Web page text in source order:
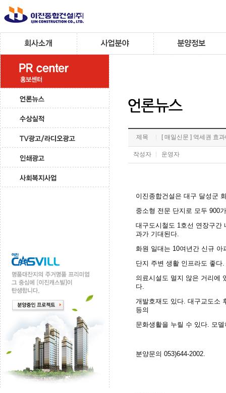
제목 [ 매일신문 ] 역세권 효
작성자 운영자
이진종합건설은 대구 달성군
중소형 전문 단지로 모두 900
대구도시철도 1호선 연장구간
과가 기대된다.
화원 일대는 10여년간 신규
단지 주변 생활 인프라도 좋
의료시설도 멀지 않은 거리에
다.
개발호재도 있다. 대구교도소
등의
문화생활을 누릴 수 있다. 모
분양문의 053)644-2002.